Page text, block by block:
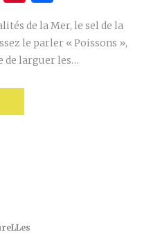
de la Mer, le sel de la
le parler « Poissons »,
de larguer les…